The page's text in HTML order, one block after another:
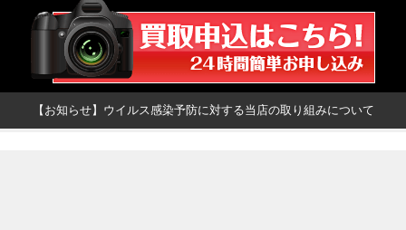
【お知らせ】ウイルス感染予防に対する当店の取り組みについて